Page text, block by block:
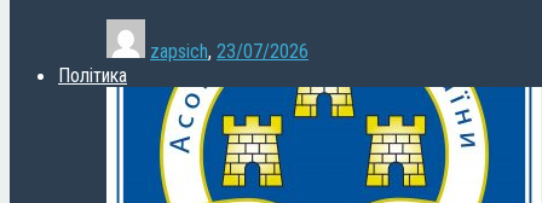
zapsich, 23/07/2026
Політика